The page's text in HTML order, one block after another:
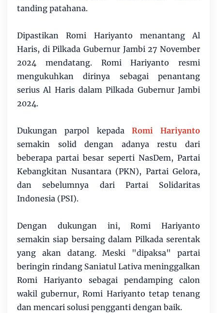
tanding patahana.
Dipastikan Romi Hariyanto menantang Al
Haris, di Pilkada Gubernur Jambi 27 November
2024 mendatang. Romi Hariyanto resmi
mengukuhkan dirinya sebagai penantang
serius Al Haris dalam Pilkada Gubernur Jambi
2024.
Dukungan parpol kepada Romi Hariyanto
semakin solid dengan adanya restu dari
beberapa partai besar seperti NasDem, Partai
Kebangkitan Nusantara (PKN), Partai Gelora,
dan sebelumnya dari Partai Solidaritas
Indonesia (PSI).
Dengan dukungan ini, Romi Hariyanto
semakin siap bersaing dalam Pilkada serentak
yang akan datang. Meski "dipaksa" partai
beringin rindang Saniatul Lativa meninggalkan
Romi Hariyanto sebagai pendamping calon
wakil gubernur, Romi Hariyanto tetap tenang
dan mencari solusi pengganti dengan baik.